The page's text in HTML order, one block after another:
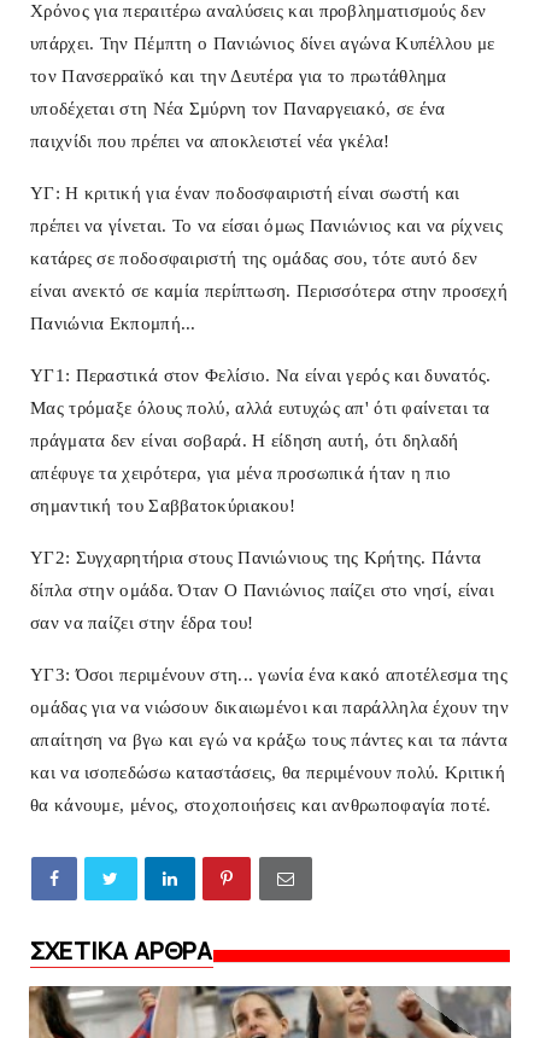
Χρόνος για περαιτέρω αναλύσεις και προβληματισμούς δεν
υπάρχει. Την Πέμπτη ο Πανιώνιος δίνει αγώνα Κυπέλλου με
τον Πανσερραϊκό και την Δευτέρα για το πρωτάθλημα
υποδέχεται στη Νέα Σμύρνη τον Παναργειακό, σε ένα
παιχνίδι που πρέπει να αποκλειστεί νέα γκέλα!
ΥΓ: Η κριτική για έναν ποδοσφαιριστή είναι σωστή και
πρέπει να γίνεται. Το να είσαι όμως Πανιώνιος και να ρίχνεις
κατάρες σε ποδοσφαιριστή της ομάδας σου, τότε αυτό δεν
είναι ανεκτό σε καμία περίπτωση. Περισσότερα στην προσεχή
Πανιώνια Εκπομπή...
ΥΓ1: Περαστικά στον Φελίσιο. Να είναι γερός και δυνατός.
Μας τρόμαξε όλους πολύ, αλλά ευτυχώς απ' ότι φαίνεται τα
πράγματα δεν είναι σοβαρά. Η είδηση αυτή, ότι δηλαδή
απέφυγε τα χειρότερα, για μένα προσωπικά ήταν η πιο
σημαντική του Σαββατοκύριακου!
ΥΓ2: Συγχαρητήρια στους Πανιώνιους της Κρήτης. Πάντα
δίπλα στην ομάδα. Όταν Ο Πανιώνιος παίζει στο νησί, είναι
σαν να παίζει στην έδρα του!
ΥΓ3: Όσοι περιμένουν στη... γωνία ένα κακό αποτέλεσμα της
ομάδας για να νιώσουν δικαιωμένοι και παράλληλα έχουν την
απαίτηση να βγω και εγώ να κράξω τους πάντες και τα πάντα
και να ισοπεδώσω καταστάσεις, θα περιμένουν πολύ. Κριτική
θα κάνουμε, μένος, στοχοποιήσεις και ανθρωποφαγία ποτέ.
ΣΧΕΤΙΚΑ ΑΡΘΡΑ